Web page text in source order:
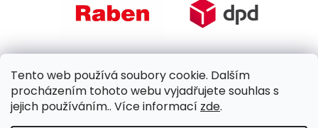
Tento web používá soubory cookie. Dalším
procházením tohoto webu vyjadřujete souhlas s
jejich používáním.. Více informací zde.